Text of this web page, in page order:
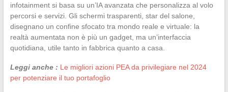
infotainment si basa su un’IA avanzata che personalizza al volo
percorsi e servizi. Gli schermi trasparenti, star del salone,
disegnano un confine sfocato tra mondo reale e virtuale: la
realtà aumentata non è più un gadget, ma un’interfaccia
quotidiana, utile tanto in fabbrica quanto a casa.
Leggi anche : Le migliori azioni PEA da privilegiare nel 2024
per potenziare il tuo portafoglio